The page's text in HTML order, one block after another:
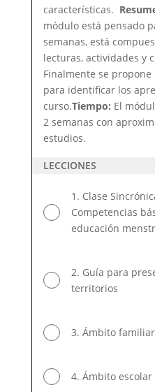
características.
módulo está pensado
semanas, está
lecturas, actividades y
Finalmente se
para identificar los
curso.Tiempo: El
2 semanas con
estudios.
LECCIONES
1. Clase
Competencias
educación
2. Guía para
territorios
3. Ámbito familiar
4. Ámbito escolar